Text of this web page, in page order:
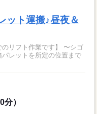
ット運搬♪昼夜＆
ト作業です】 〜シゴ
レットを所定の位置まで
）